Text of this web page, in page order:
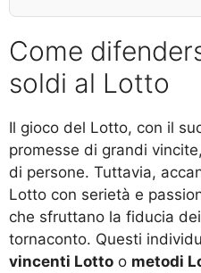
Come
soldi al Lotto
Il gioco del Lotto, con il
promesse di grandi
di persone. Tuttavia,
Lotto con serietà e
che sfruttano la fiducia
tornaconto. Questi
vincenti Lotto o metodi